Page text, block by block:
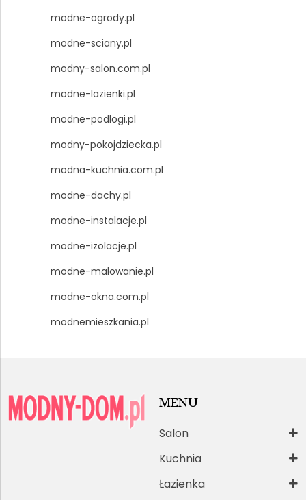
modne-ogrody.pl
modne-sciany.pl
modny-salon.com.pl
modne-lazienki.pl
modne-podlogi.pl
modny-pokojdziecka.pl
modna-kuchnia.com.pl
modne-dachy.pl
modne-instalacje.pl
modne-izolacje.pl
modne-malowanie.pl
modne-okna.com.pl
modnemieszkania.pl
MENU
Salon
Kuchnia
Łazienka